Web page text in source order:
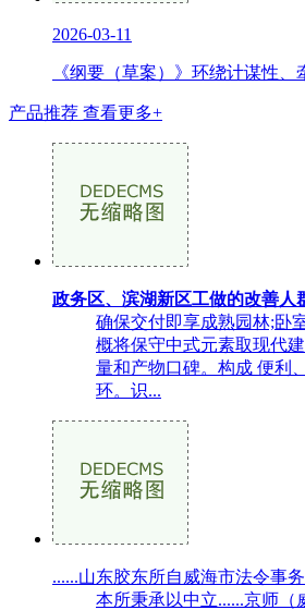
2026-03-11
《纲要（草案）》环绕计谋性、
产品推荐 查看更多+
政务区、滨湖新区工做的改善人
确保交付即享成熟园林;卧
概将保守中式元素取现代
量和产物口碑。构成 便利
环。识...
......山东胶东所自威海市法令事
本所秉承以中立......京师（